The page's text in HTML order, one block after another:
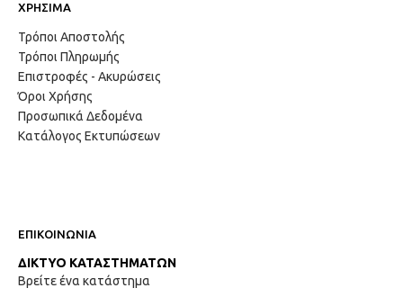
ΧΡΗΣΙΜΑ
Τρόποι Αποστολής
Τρόποι Πληρωμής
Επιστροφές - Ακυρώσεις
Όροι Χρήσης
Προσωπικά Δεδομένα
Κατάλογος Εκτυπώσεων
ΕΠΙΚΟΙΝΩΝΙΑ
ΔΙΚΤΥΟ ΚΑΤΑΣΤΗΜΑΤΩΝ
Βρείτε ένα κατάστημα